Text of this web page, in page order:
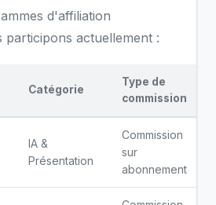
d'affiliation
participons actuellement :
Catégorie
Type de
commission
IA &
Présentation
Commission
sur
abonnement